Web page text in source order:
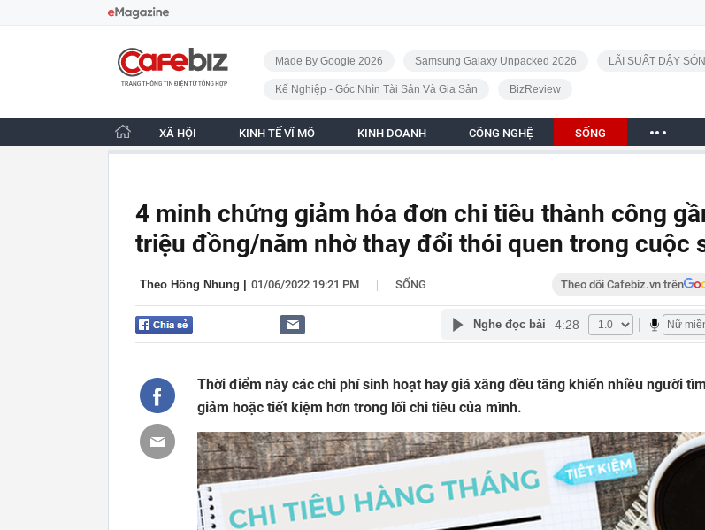
CafeBiz - Trang chủ
Made By Google 2026 Samsung Galaxy Unpacked 2026 LÃI SUẤT DẬY
Kế Nghiệp - Góc Nhìn Tài Sản Và Gia Sản BizReview
XÃ HỘI KINH TẾ VĨ MÔ KINH DOANH CÔNG NGHỆ SỐNG
4 minh chứng giảm hóa đơn chi tiêu thành công
triệu đồng/năm nhờ thay đổi thói quen trong cuộc
Theo Hồng Nhung 01/06/2022 19:21 PM | SỐNG Theo dõi Cafebiz.vn trên
Nghe đọc bài 4:28
Thời điểm này các chi phí sinh hoạt hay giá xăng đều tăng khiến nhiều người
giảm hoặc tiết kiệm hơn trong lối chi tiêu của mình.